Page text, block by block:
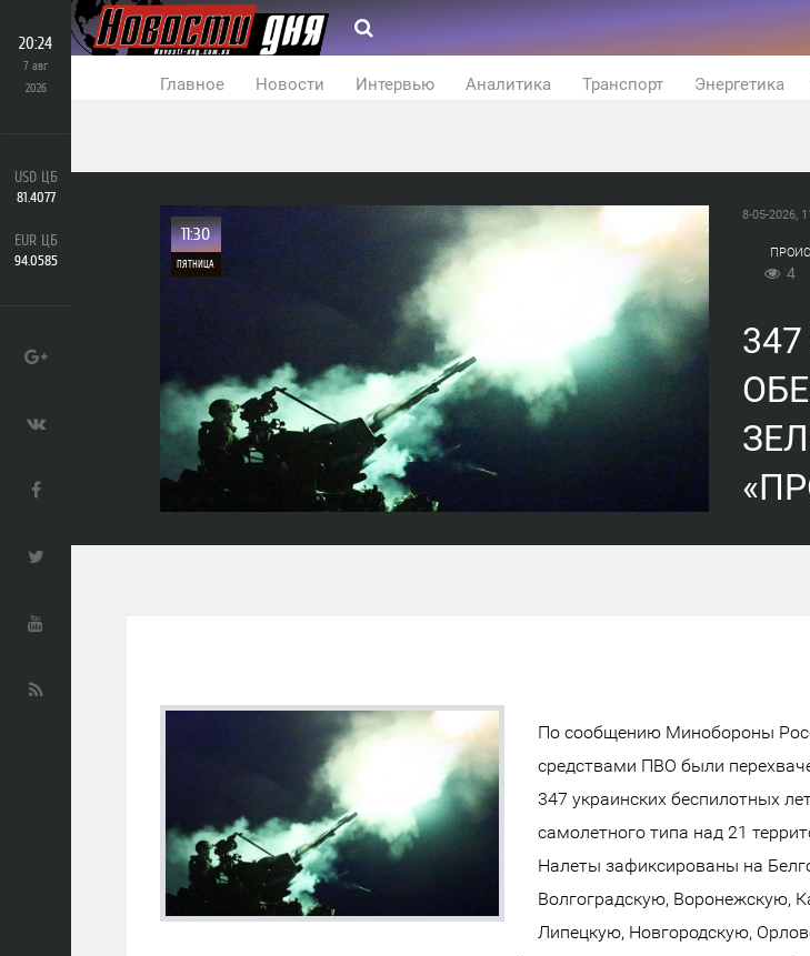
Главное Новости Интервью Аналитика Транспорт Энергетика
20:24
7 авг
2026
USD ЦБ
81.4077
EUR ЦБ
94.0585
11:30
ПЯТНИЦА
8-05-2026,
4
По сообщению Минобороны
средствами ПВО были
347 украинских беспилотных
самолетного типа над 21
Налеты зафиксированы на
Волгоградскую, Воронежскую,
Липецкую, Новгородскую,